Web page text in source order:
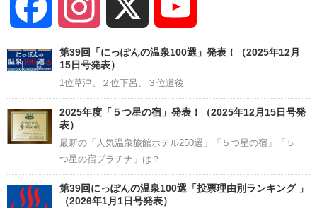
Facebook Instagram
Channel
第39回「にっぽんの温泉100選」発表！（2025年12月
15日号発表）
1位草津、２位下呂、３位道後
2025年度「５つ星の宿」発表！（2025年12月15日号発
表）
最新の「人気温泉旅館ホテル250選」「５つ星の宿」「５
つ星の宿プラチナ」は？
第39回にっぽんの温泉100選「投票理由別ランキング 」
（2026年1月1日号発表）